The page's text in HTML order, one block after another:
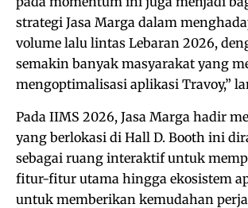
strategi Jasa Marga dalam
volume lalu lintas Lebaran 2026,
semakin banyak masyarakat yang
mengoptimalisasi aplikasi Travoy,”
Pada IIMS 2026, Jasa Marga hadir
yang berlokasi di Hall D. Booth ini
sebagai ruang interaktif untuk
fitur-fitur utama hingga ekosistem
untuk memberikan kemudahan